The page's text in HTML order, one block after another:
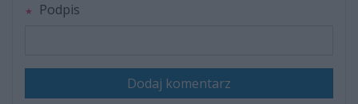
Podpis
Dodaj komentarz